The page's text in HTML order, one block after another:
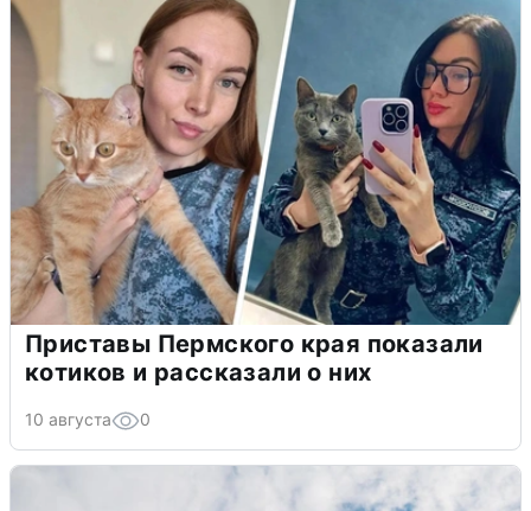
Приставы Пермского края показали
котиков и рассказали о них
10 августа 0